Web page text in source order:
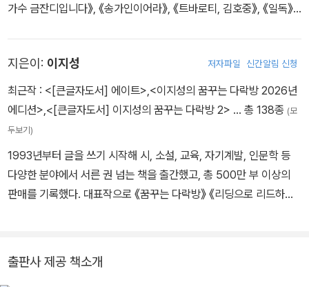
가수 금잔디입니다》, 《송가인이어라》, 《트바로티, 김호중》, 《일독》,
운영 중이다.
지은이: 이지성 저자파일 신간알림 신청
최근작 : <[큰글자도서] 에이트> <이지성의 꿈꾸는 다락방 2026년
에디션> <[큰글자도서] 이지성의 꿈꾸는 다락방 2> … 총 138종 (모
두보기)
1993년부터 글을 쓰기 시작해 시, 소설, 교육, 자기계발, 인문학 등
다양한 분야에서 서른 권 넘는 책을 출간했고, 총 500만 부 이상의
판매를 기록했다. 대표작으로 《꿈꾸는 다락방》 《리딩으로 리드하라》
sung
출판사 제공 책소개